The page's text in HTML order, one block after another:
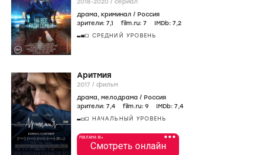
драма, криминал / Россия
зрители: 7,1 film.ru: 7 IMDb: 7,2
СРЕДНИЙ УРОВЕНЬ
Аритмия
2017 / фильм
драма, мелодрама / Россия
зрители: 7,4 film.ru: 9 IMDb: 7,4
НАЧАЛЬНЫЙ УРОВЕНЬ
•••
РЕКЛАМА 18+
Смотреть онлайн